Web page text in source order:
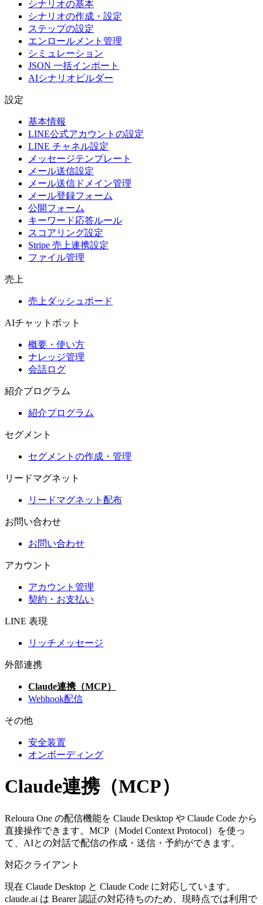
シナリオの基本
シナリオの作成・設定
ステップの設定
エンロールメント管理
シミュレーション
JSON 一括インポート
AIシナリオビルダー
設定
基本情報
LINE公式アカウントの設定
LINE チャネル設定
メッセージテンプレート
メール送信設定
メール送信ドメイン管理
メール登録フォーム
公開フォーム
キーワード応答ルール
スコアリング設定
Stripe 売上連携設定
ファイル管理
売上
売上ダッシュボード
AIチャットボット
概要・使い方
ナレッジ管理
会話ログ
紹介プログラム
紹介プログラム
セグメント
セグメントの作成・管理
リードマグネット
リードマグネット配布
お問い合わせ
お問い合わせ
アカウント
アカウント管理
契約・お支払い
LINE 表現
リッチメッセージ
外部連携
Claude連携（MCP）
Webhook配信
その他
安全装置
オンボーディング
Claude連携（MCP）
Reloura One の配信機能を Claude Desktop や Claude Code から
直接操作できます。MCP（Model Context Protocol）を使っ
て、AIとの対話で配信の作成・送信・予約ができます。
対応クライアント
現在 Claude Desktop と Claude Code に対応しています。
claude.ai は Bearer 認証の対応待ちのため、現時点では利用で